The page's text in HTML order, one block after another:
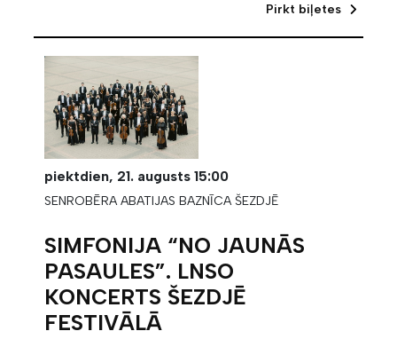
Pirkt biļetes
piektdien, 21. augusts 15:00
SENROBĒRA ABATIJAS BAZNĪCA ŠEZDJĒ
SIMFONIJA “NO JAUNĀS
PASAULES”. LNSO
KONCERTS ŠEZDJĒ
FESTIVĀLĀ